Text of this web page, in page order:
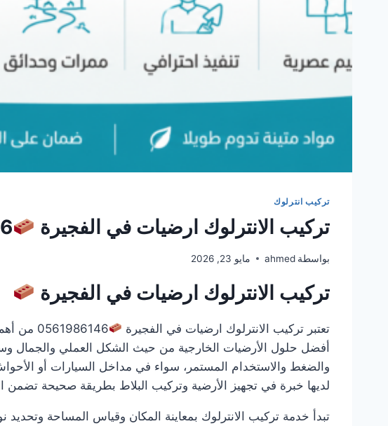
تركيب انترلوك
تركيب الانترلوك ارضيات في الفجيرة
بواسطة ahmed مايو 23, 2026
تركيب الانترلوك ارضيات في الفجيرة
تعتبر تركيب الانترلوك ارضيات في الفجيرة
أفضل حلول الأرضيات الخارجية من حيث الشكل العملي والجمال
والضغط والاستخدام المستمر، سواء في مداخل السيارات أو
لديها خبرة في تجهيز الأرضية وتركيب البلاط بطريقة صحيحة تضمن
تبدأ خدمة تركيب الانترلوك بمعاينة المكان وقياس المساحة